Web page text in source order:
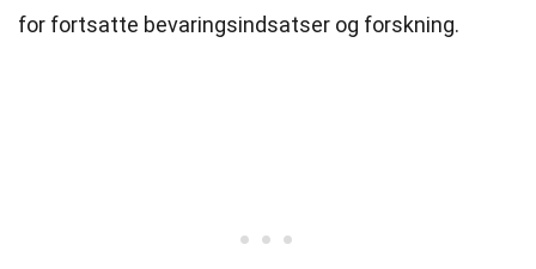
for fortsatte bevaringsindsatser og forskning.